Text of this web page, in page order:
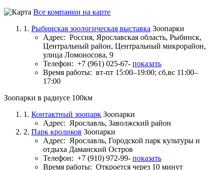
Все компании на карте
1. Рыбинская зоологическая выставка Зоопарки
Адрес: Россия, Ярославская область, Рыбинск,
Центральный район, Центральный микрорайон,
улица Ломоносова, 9
Телефон: +7 (961) 025-67- показать
Время работы: вт-пт 15:00–19:00; сб,вс 11:00–
17:00
Зоопарки в радиусе 100км
1. Контактный зоопарк Зоопарки
Адрес: Ярославль, Заволжский район
2. Парк кроликов Зоопарки
Адрес: Ярославль, Городской парк культуры и
отдыха Даманский Остров
Телефон: +7 (910) 972-99- показать
Время работы: Откроется через 10 минут